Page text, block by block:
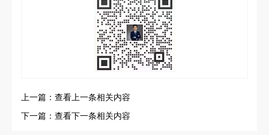
上一篇：查看上一条相关内容
下一篇：查看下一条相关内容